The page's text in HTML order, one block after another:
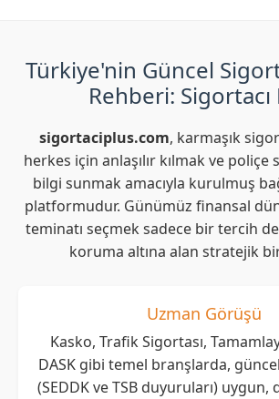
Türkiye'nin Güncel
Rehberi: Sigortacı
sigortaciplus.com, karmaşık
herkes için anlaşılır kılmak ve
bilgi sunmak amacıyla kurulmuş
platformudur. Günümüz finansal
teminatı seçmek sadece bir tercih
koruma altına alan stratejik bir
Uzman Görüşü
Kasko, Trafik Sigortası,
DASK gibi temel branşlarda,
(SEDDK ve TSB duyuruları)